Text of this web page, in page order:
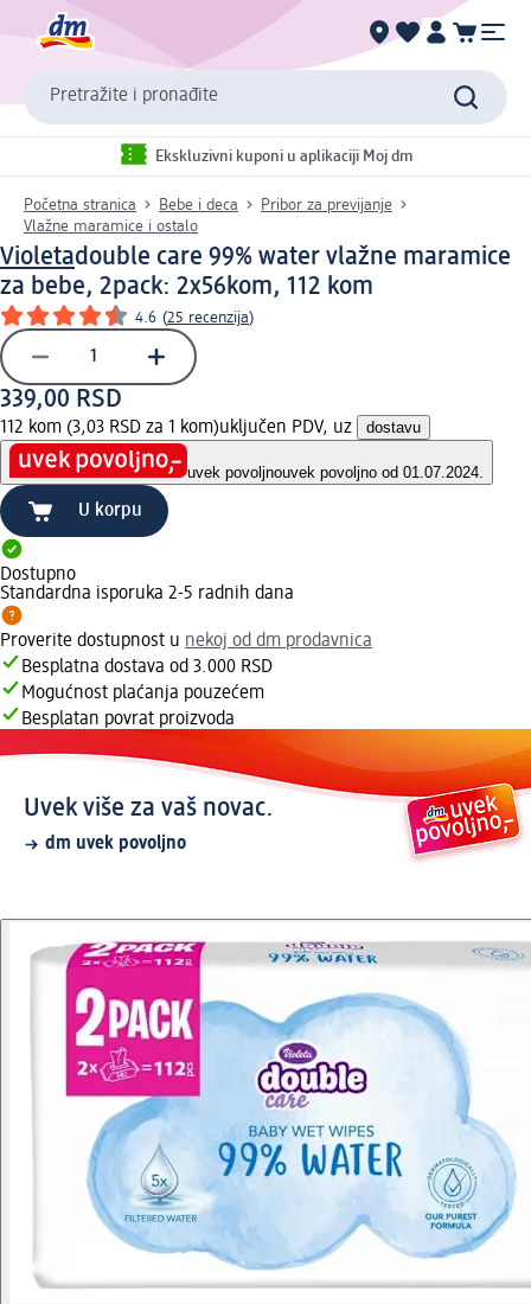
Pretražite i pronađite
Ekskluzivni kuponi u aplikaciji Moj dm
Početna stranica Bebe i deca
Pribor za previjanje
Vlažne maramice i ostalo
Violetadouble care 99% water vlažne maramice
za bebe, 2pack: 2x56kom, 112 kom
4.6 (25 recenzija)
339,00 RSD
112 kom (3,03 RSD za 1 kom)uključen PDV, uz dostavu
uvek povoljnouvek povoljno od 01.07.2024.
U korpu
Dostupno
Standardna isporuka 2-5 radnih dana
Proverite dostupnost u nekoj od dm prodavnica
Besplatna dostava od 3.000 RSD
Mogućnost plaćanja pouzećem
Besplatan povrat proizvoda
Uvek više za vaš novac.
dm uvek povoljno